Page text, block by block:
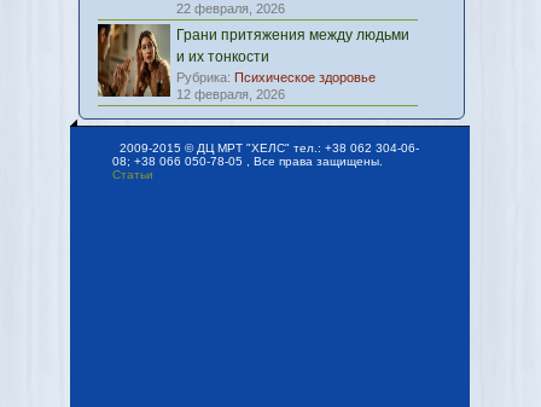
22 февраля, 2026
Грани притяжения между людьми
и их тонкости
Рубрика: Психическое здоровье
12 февраля, 2026
2009-2015 © ДЦ МРТ "ХЕЛС" тел.: +38 062 304-06-
08; +38 066 050-78-05 , Все права защищены.
Статьи